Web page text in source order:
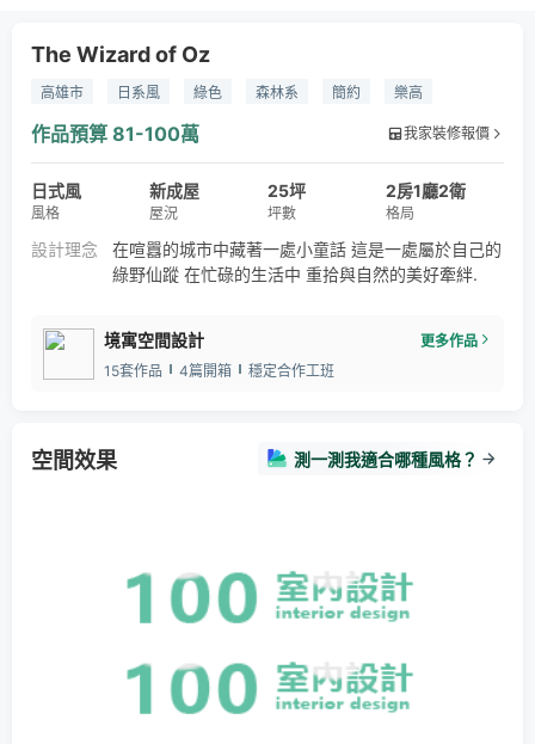
The Wizard of Oz
高雄市 日系風 綠色 森林系 簡約 樂高
作品預算 81-100萬 我家裝修報價
日式風
風格
新成屋
屋況
25坪
坪數
2房1廳2衛
格局
設計理念
在喧囂的城市中藏著一處小童話 這是一處屬於自己的
綠野仙蹤 在忙碌的生活中 重拾與自然的美好牽絆.
境寓空間設計
更多作品
15套作品
4篇開箱 穩定合作工班
空間效果 測一測我適合哪種風格？